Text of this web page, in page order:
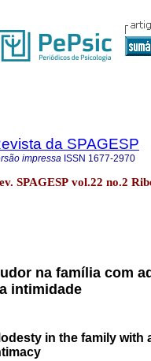
da SPAGESP
impressa ISSN 1677-2970
SPAGESP vol.22 no.2
na família com
intimidade
in the family